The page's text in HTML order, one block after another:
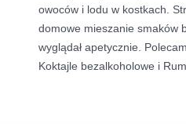
owoców i lodu w kostkach.
domowe mieszanie smaków
wyglądał apetycznie.
Koktajle bezalkoholowe i Rum